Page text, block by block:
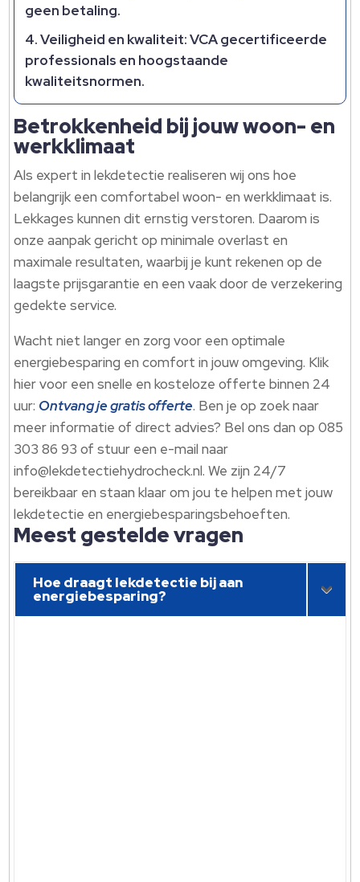
geen betaling.​
Veiligheid en kwaliteit:VCA gecertificeerde
professionals en hoogstaande
kwaliteitsnormen.​
Betrokkenheid bij jouw woon- en
werkklimaat
Als expert in lekdetectie realiseren wij ons hoe
belangrijk een comfortabel woon- en werkklimaat is.​
Lekkages kunnen dit ernstig verstoren.​ Daarom is
onze aanpak gericht op minimale overlast en
maximale resultaten, waarbij je kunt rekenen op de
laagste prijsgarantie en een vaak door de verzekering
gedekte service.​
Wacht niet langer en zorg voor een optimale
energiebesparing en comfort in jouw omgeving.​ Klik
hier voor een snelle en kosteloze offerte binnen 24
uur: Ontvang je gratis offerte.​ Ben je op zoek naar
meer informatie of direct advies? Bel ons dan op 085
303 86 93 of stuur een e-mail naar
info@lekdetectiehydrocheck.​nl.​ We zijn 24/7
bereikbaar en staan klaar om jou te helpen met jouw
lekdetectie en energiebesparingsbehoeften.​
Meest gestelde vragen
Hoe draagt lekdetectie bij aan
energiebesparing?